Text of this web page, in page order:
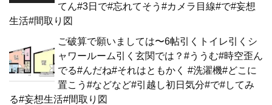
てん#3日で#忘れてそう#カメラ目線#で#妄想
生活#間取り図
ご破算で願いましては〜6帖引くトイレ引くシ
ャワールーム引く玄関では？#ううむ#時空歪ん
でる#んだね#それはともかく #洗濯機#どこに
置こう#などなど#引越し初日気分#で#してみ
る#妄想生活#間取り図